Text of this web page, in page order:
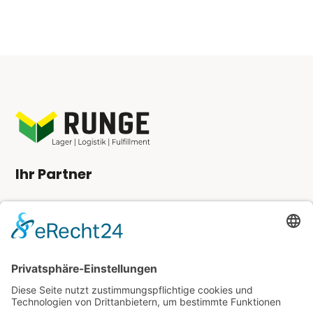
Ihr Partner
Angebot anfordern
Kundenlogin
Kontakt